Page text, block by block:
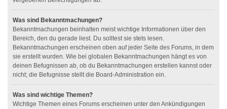
Was sind Bekanntmachungen?
Bekanntmachungen beinhalten meist wichtige Informationen über den
Bereich, den du gerade liest. Du solltest sie stets lesen.
Bekanntmachungen erscheinen oben auf jeder Seite des Forums, in dem
sie erstellt wurden. Wie bei globalen Bekanntmachungen hängt es von
deinen Befugnissen ab, ob du Bekanntmachungen erstellen kannst oder
nicht; die Befugnisse stellt die Board-Administration ein.
Was sind wichtige Themen?
Wichtige Themen eines Forums erscheinen unter den Ankündigungen